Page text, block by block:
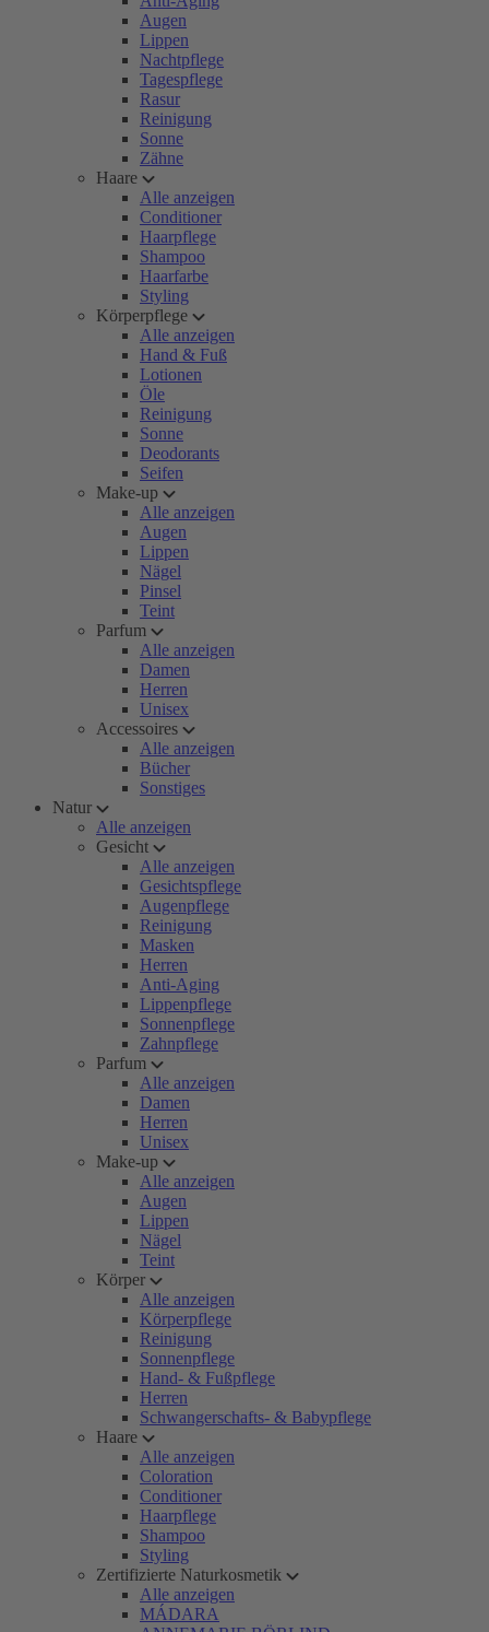
Augen
Lippen
Nachtpflege
Tagespflege
Rasur
Reinigung
Sonne
Zähne
Haare
Alle anzeigen
Conditioner
Haarpflege
Shampoo
Haarfarbe
Styling
Körperpflege
Alle anzeigen
Hand & Fuß
Lotionen
Öle
Reinigung
Sonne
Deodorants
Seifen
Make-up
Alle anzeigen
Augen
Lippen
Nägel
Pinsel
Teint
Parfum
Alle anzeigen
Damen
Herren
Unisex
Accessoires
Alle anzeigen
Bücher
Sonstiges
Natur
Alle anzeigen
Gesicht
Alle anzeigen
Gesichtspflege
Augenpflege
Reinigung
Masken
Herren
Anti-Aging
Lippenpflege
Sonnenpflege
Zahnpflege
Parfum
Alle anzeigen
Damen
Herren
Unisex
Make-up
Alle anzeigen
Augen
Lippen
Nägel
Teint
Körper
Alle anzeigen
Körperpflege
Reinigung
Sonnenpflege
Hand- & Fußpflege
Herren
Schwangerschafts- & Babypflege
Haare
Alle anzeigen
Coloration
Conditioner
Haarpflege
Shampoo
Styling
Zertifizierte Naturkosmetik
Alle anzeigen
MÁDARA